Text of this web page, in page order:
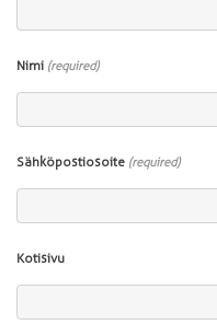
Nimi (required)
Sähköpostiosoite (required)
Kotisivu